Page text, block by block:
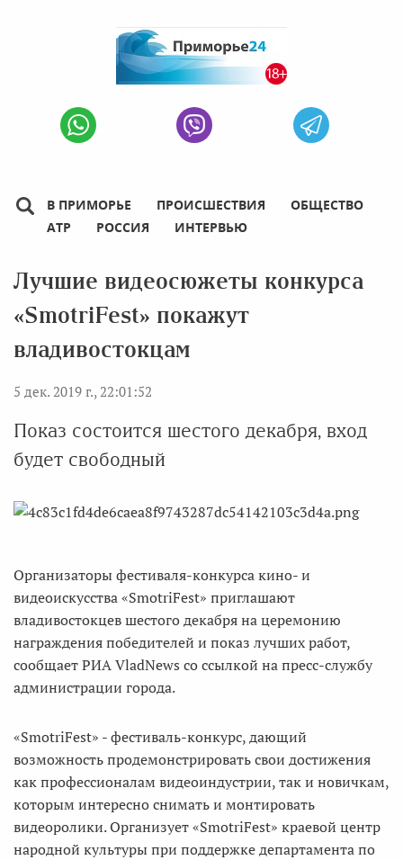
В ПРИМОРЬЕ ПРОИСШЕСТВИЯ
ОБЩЕСТВО
АТР
РОССИЯ ИНТЕРВЬЮ
Лучшие видеосюжеты конкурса
«SmotriFest» покажут
владивостокцам
5 дек. 2019 г., 22:01:52
Показ состоится шестого декабря, вход
будет свободный
Организаторы фестиваля-конкурса кино- и
видеоискусства «SmotriFest» приглашают
владивостокцев шестого декабря на церемонию
награждения победителей и показ лучших работ,
сообщает РИА VladNews со ссылкой на пресс-службу
администрации города.
«SmotriFest» - фестиваль-конкурс, дающий
возможность продемонстрировать свои достижения
как профессионалам видеоиндустрии, так и новичкам,
которым интересно снимать и монтировать
видеоролики. Организует «SmotriFest» краевой центр
народной культуры при поддержке департамента по